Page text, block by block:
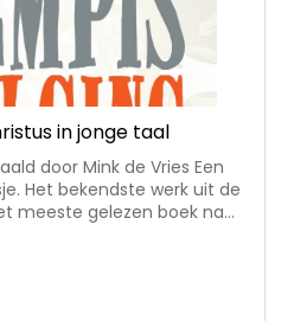
in jonge taal
door Mink de Vries Een
Het bekendste werk uit de
meeste gelezen boek na
Vol praktische spreuken
Vries is
in Zwolle.